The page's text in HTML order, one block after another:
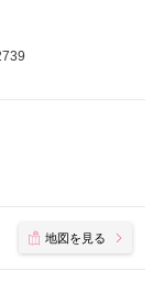
地図を見る